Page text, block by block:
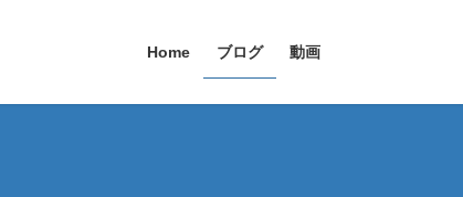
Home ブログ 動画